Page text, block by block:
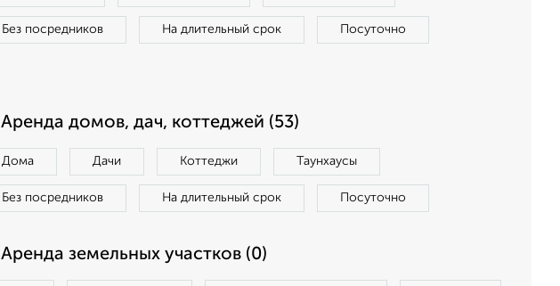
Без посредников На длительный срок Посуточно
Аренда домов, дач, коттеджей (53)
Дома Дачи Коттеджи Таунхаусы
Без посредников На длительный срок Посуточно
Аренда земельных участков (0)